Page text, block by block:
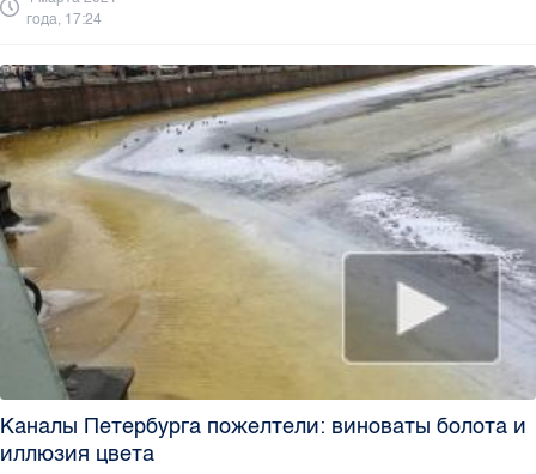
года, 17:24
Каналы Петербурга пожелтели: виноваты болота и
иллюзия цвета